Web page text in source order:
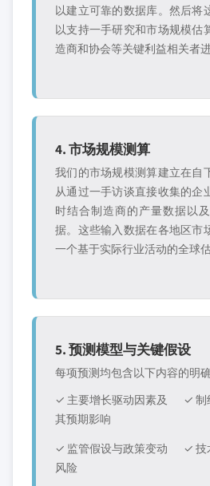
以建立可靠的数据库。然后将
以支持一手研究和市场规模估
造商和协会等关键利益相关者进
4. 市场规模测算
我们的市场规模测算建立在自
从通过一手访谈直接收集的企
时结合制造商的产量数据以
据。这些输入数据在各地区市
一个基于实际行业活动的全球估
5. 预测模型与关键假设
每项预测均包含以下内容的明
✓ 主要增长驱动因素及
其预期影响
✓ 制
✓ 监管假设与政策变动
风险
✓ 技